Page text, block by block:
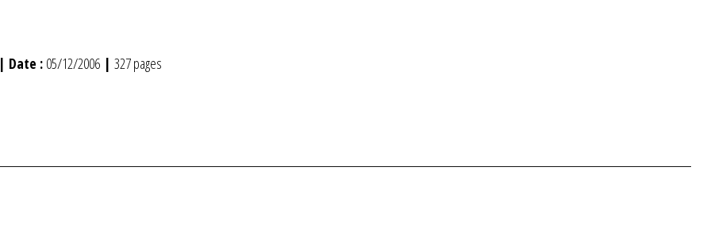
| Date : 05/12/2006| 327 pages